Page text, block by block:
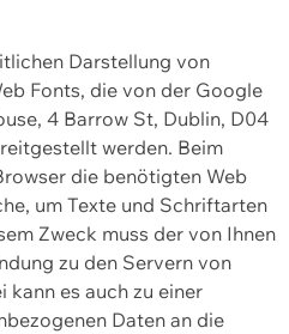
Darstellung von
Fonts, die von der Google
4 Barrow St, Dublin, D04
werden. Beim
die benötigten Web
um Texte und Schriftarten
Zweck muss der von Ihnen
zu den Servern von
kann es auch zu einer
Daten an die